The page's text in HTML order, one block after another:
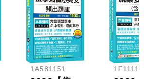
1A581151